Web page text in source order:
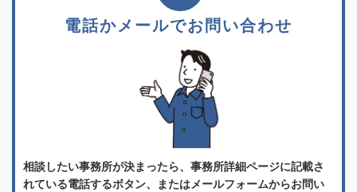
電話かメールでお問い合わせ
相談したい事務所が決まったら、事務所詳細ページに記載さ
れている電話するボタン、またはメールフォームからお問い